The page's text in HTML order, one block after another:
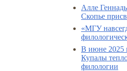
Алле
Скопье
«МГУ
В июне 2025
Купалы
филологии